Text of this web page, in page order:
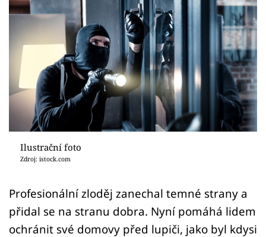
Virály
Sex a vztahy
Videa
Sledujte prima+
Přihlášení
Sledujte nás
Ilustrační foto
Zdroj: istock.com
Profesionální zloděj zanechal temné strany a
přidal se na stranu dobra. Nyní pomáhá lidem
ochránit své domovy před lupiči, jako byl kdysi